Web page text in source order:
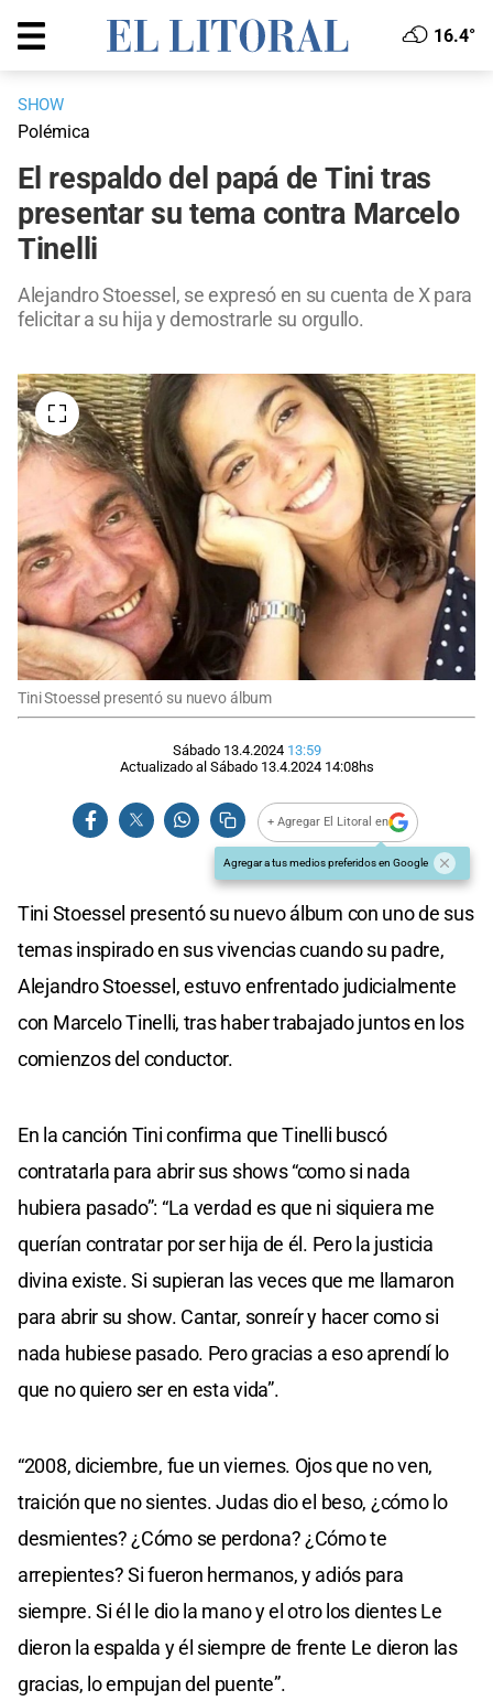
16.4°
SHOW
Polémica
El respaldo del papá de Tini tras
presentar su tema contra Marcelo
Tinelli
Alejandro Stoessel, se expresó en su cuenta de X para
felicitar a su hija y demostrarle su orgullo.
Tini Stoessel presentó su nuevo álbum
Sábado 13.4.2024 13:59
Actualizado al Sábado 13.4.2024 14:08hs
+ Agregar El Litoral en
Agregar a tus medios preferidos en Google
Tini Stoessel presentó su nuevo álbum con uno de sus
temas inspirado en sus vivencias cuando su padre,
Alejandro Stoessel, estuvo enfrentado judicialmente
con Marcelo Tinelli, tras haber trabajado juntos en los
comienzos del conductor.
En la canción Tini confirma que Tinelli buscó
contratarla para abrir sus shows “como si nada
hubiera pasado”: “La verdad es que ni siquiera me
querían contratar por ser hija de él. Pero la justicia
divina existe. Si supieran las veces que me llamaron
para abrir su show. Cantar, sonreír y hacer como si
nada hubiese pasado. Pero gracias a eso aprendí lo
que no quiero ser en esta vida”.
“2008, diciembre, fue un viernes. Ojos que no ven,
traición que no sientes. Judas dio el beso, ¿cómo lo
desmientes? ¿Cómo se perdona? ¿Cómo te
arrepientes? Si fueron hermanos, y adiós para
siempre. Si él le dio la mano y el otro los dientes Le
dieron la espalda y él siempre de frente Le dieron las
gracias, lo empujan del puente”.